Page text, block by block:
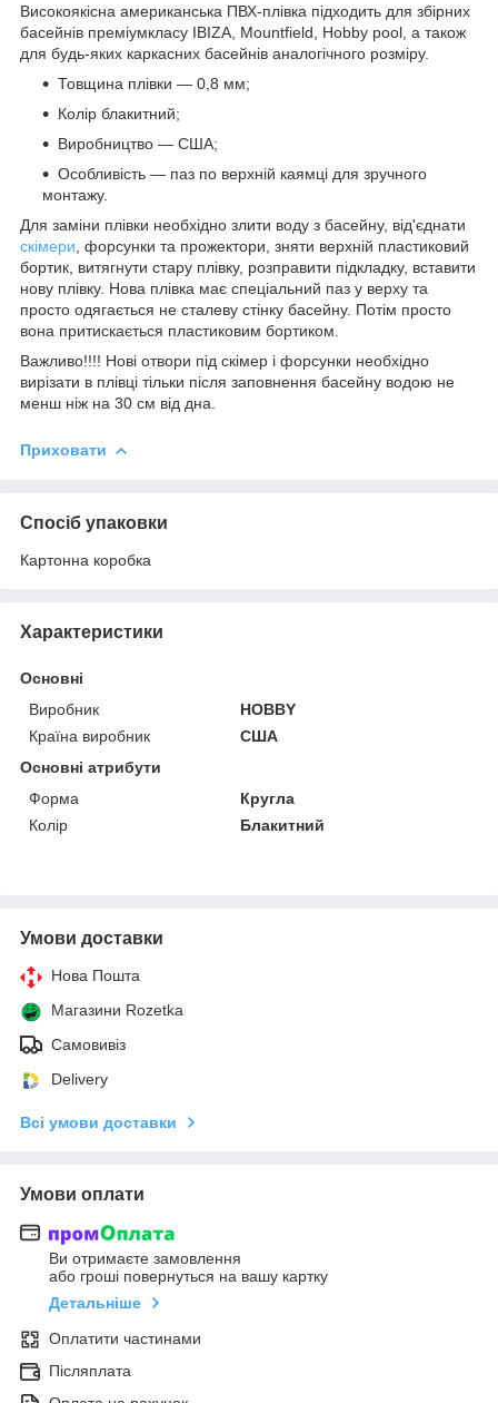
Високоякісна американська ПВХ-плівка підходить для збірних
басейнів преміумкласу IBIZA, Mountfield, Hobby pool, а також
для будь-яких каркасних басейнів аналогічного розміру.
Товщина плівки — 0,8 мм;
Колір блакитний;
Виробництво — США;
Особливість — паз по верхній каямці для зручного
монтажу.
Для заміни плівки необхідно злити воду з басейну, від'єднати
скімери , форсунки та прожектори, зняти верхній пластиковий
бортик, витягнути стару плівку, розправити підкладку, вставити
нову плівку. Нова плівка має спеціальний паз у верху та
просто одягається не сталеву стінку басейну. Потім просто
вона притискається пластиковим бортиком.
Важливо!!!! Нові отвори під скімер і форсунки необхідно
вирізати в плівці тільки після заповнення басейну водою не
менш ніж на 30 см від дна.
Приховати
Спосіб упаковки
Картонна коробка
Характеристики
Основні
Виробник
HOBBY
Країна виробник
США
Основні атрибути
Форма
Кругла
Колір
Блакитний
Умови доставки
Нова Пошта
Магазини Rozetka
Самовивіз
Delivery
Всі умови доставки
Умови оплати
Ви отримаєте замовлення
або гроші повернуться на вашу картку
Детальніше
Оплатити частинами
Післяплата